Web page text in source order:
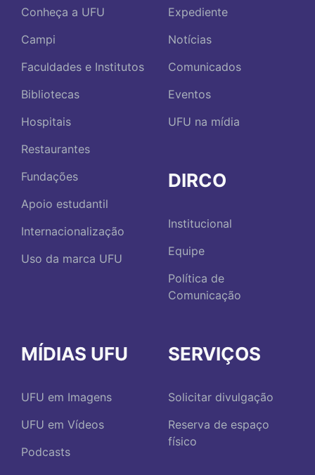
Conheça a UFU
Campi
Faculdades e Institutos
Bibliotecas
Hospitais
Restaurantes
Fundações
Apoio estudantil
Internacionalização
Uso da marca UFU
Expediente
Notícias
Comunicados
Eventos
UFU na mídia
DIRCO
Institucional
Equipe
Política de
Comunicação
MÍDIAS UFU
UFU em Imagens
UFU em Vídeos
Podcasts
SERVIÇOS
Solicitar divulgação
Reserva de espaço
físico